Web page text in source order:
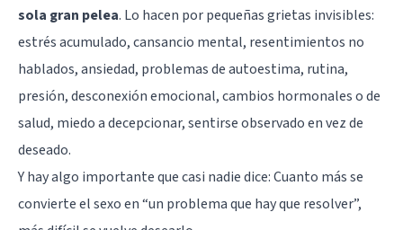
sola gran pelea. Lo hacen por pequeñas grietas invisibles:
estrés acumulado, cansancio mental, resentimientos no
hablados, ansiedad, problemas de autoestima, rutina,
presión, desconexión emocional, cambios hormonales o de
salud, miedo a decepcionar, sentirse observado en vez de
deseado.
Y hay algo importante que casi nadie dice: Cuanto más se
convierte el sexo en “un problema que hay que resolver”,